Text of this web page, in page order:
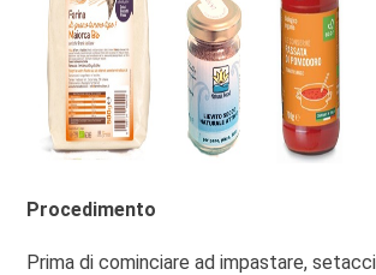
Procedimento
Prima di cominciare ad impastare,